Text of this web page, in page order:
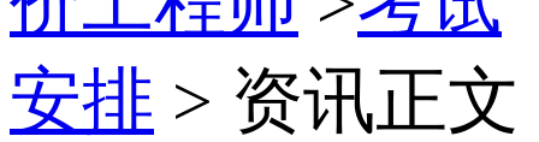
安排 > 资讯正文